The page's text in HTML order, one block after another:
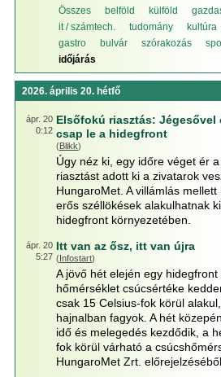
Összes
belföld külföld
it / számtech.
tudomány kultúra
gastro
bulvár szórakozás
időjárás
2026. április 20. hétfő
ápr. 20
0:12
Elsőfokú riasztás: Jégesővel
csap le a hidegfront
(Blikk)
Úgy néz ki, egy időre véget ér
riasztást adott ki a zivatarok
HungaroMet. A villámlás
erős széllökések alakulhatnak
hidegfront környezetében.
ápr. 20
5:27
Itt van az ősz, itt van újra
(Infostart)
A jövő hét elején egy
hőmérséklet csúcsértéke
csak 15 Celsius-fok körül
hajnalban fagyok. A hét
idő és melegedés kezdődik, a
fok körül várható a
HungaroMet Zrt. előrejelzéséből.